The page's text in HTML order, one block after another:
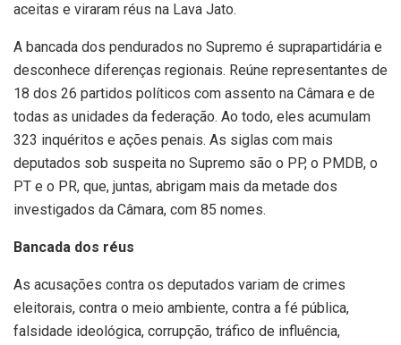
aceitas e viraram réus na Lava Jato.
A bancada dos pendurados no Supremo é suprapartidária e
desconhece diferenças regionais. Reúne representantes de
18 dos 26 partidos políticos com assento na Câmara e de
todas as unidades da federação. Ao todo, eles acumulam
323 inquéritos e ações penais. As siglas com mais
deputados sob suspeita no Supremo são o PP, o PMDB, o
PT e o PR, que, juntas, abrigam mais da metade dos
investigados da Câmara, com 85 nomes.
Bancada dos réus
As acusações contra os deputados variam de crimes
eleitorais, contra o meio ambiente, contra a fé pública,
falsidade ideológica, corrupção, tráfico de influência,